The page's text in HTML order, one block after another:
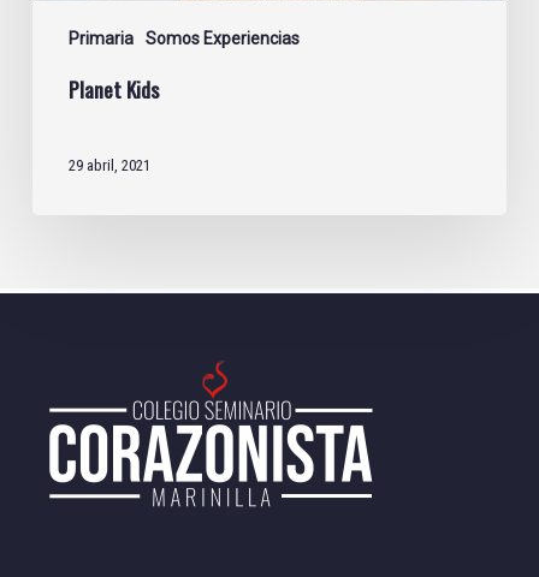
Primaria Somos Experiencias
Planet Kids
29 abril, 2021